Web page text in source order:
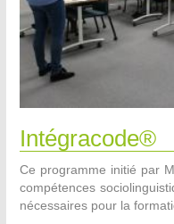
Intégracode®
Ce programme initié par
compétences
nécessaires pour la